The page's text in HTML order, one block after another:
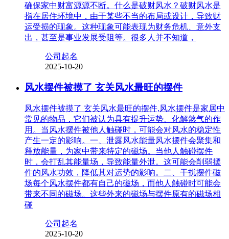
确保家中财富源源不断。什么是破财风水？破财风水是
指在居住环境中，由于某些不当的布局或设计，导致财
运受损的现象。这种现象可能表现为财务危机、意外支
出，甚至是事业发展受阻等。很多人并不知道，
公司起名
2025-10-20
风水摆件被摸了 玄关风水最旺的摆件
风水摆件被摸了 玄关风水最旺的摆件,风水摆件是家居中
常见的物品，它们被认为具有提升运势、化解煞气的作
用。当风水摆件被他人触碰时，可能会对风水的稳定性
产生一定的影响。一、泄露风水能量风水摆件会聚集和
释放能量，为家中带来特定的磁场。当他人触碰摆件
时，会打乱其能量场，导致能量外泄。这可能会削弱摆
件的风水功效，降低其对运势的影响。二、干扰摆件磁
场每个风水摆件都有自己的磁场，而他人触碰时可能会
带来不同的磁场。这些外来的磁场与摆件原有的磁场相
碰
公司起名
2025-10-20